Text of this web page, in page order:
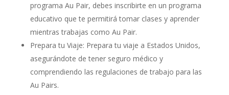
programa Au Pair, debes inscribirte en un programa
educativo que te permitirá tomar clases y aprender
mientras trabajas como Au Pair.
Prepara tu Viaje: Prepara tu viaje a Estados Unidos,
asegurándote de tener seguro médico y
comprendiendo las regulaciones de trabajo para las
Au Pairs.